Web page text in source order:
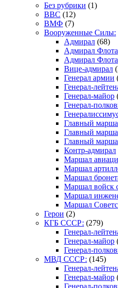
Без рубрики (1)
ВВС (12)
ВМФ (7)
Вооруженные Силы:
Адмирал (68)
Адмирал Флота
Адмирал
Вице-адмирал
Генерал армии
Генерал-
Генерал-майор
Генерал-
Главный
Главный
Главный
Контр-адмирал
Маршал
Маршал
Маршал
Маршал войск
Маршал
Маршал
Герои (2)
КГБ СССР: (279)
Генерал-
Генерал-майор
Генерал-
МВД СССР: (145)
Генерал-
Генерал-майор
Генерал-